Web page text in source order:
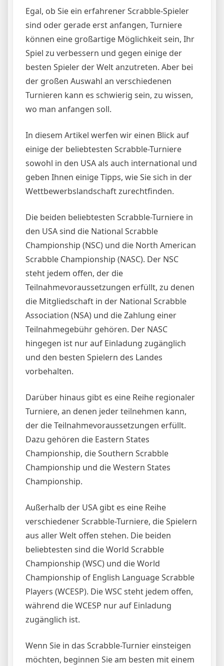
Egal, ob Sie ein erfahrener Scrabble-Spieler
sind oder gerade erst anfangen, Turniere
können eine großartige Möglichkeit sein, Ihr
Spiel zu verbessern und gegen einige der
besten Spieler der Welt anzutreten. Aber bei
der großen Auswahl an verschiedenen
Turnieren kann es schwierig sein, zu wissen,
wo man anfangen soll.
In diesem Artikel werfen wir einen Blick auf
einige der beliebtesten Scrabble-Turniere
sowohl in den USA als auch international und
geben Ihnen einige Tipps, wie Sie sich in der
Wettbewerbslandschaft zurechtfinden.
Die beiden beliebtesten Scrabble-Turniere in
den USA sind die National Scrabble
Championship (NSC) und die North American
Scrabble Championship (NASC). Der NSC
steht jedem offen, der die
Teilnahmevoraussetzungen erfüllt, zu denen
die Mitgliedschaft in der National Scrabble
Association (NSA) und die Zahlung einer
Teilnahmegebühr gehören. Der NASC
hingegen ist nur auf Einladung zugänglich
und den besten Spielern des Landes
vorbehalten.
Darüber hinaus gibt es eine Reihe regionaler
Turniere, an denen jeder teilnehmen kann,
der die Teilnahmevoraussetzungen erfüllt.
Dazu gehören die Eastern States
Championship, die Southern Scrabble
Championship und die Western States
Championship.
Außerhalb der USA gibt es eine Reihe
verschiedener Scrabble-Turniere, die Spielern
aus aller Welt offen stehen. Die beiden
beliebtesten sind die World Scrabble
Championship (WSC) und die World
Championship of English Language Scrabble
Players (WCESP). Die WSC steht jedem offen,
während die WCESP nur auf Einladung
zugänglich ist.
Wenn Sie in das Scrabble-Turnier einsteigen
möchten, beginnen Sie am besten mit einem